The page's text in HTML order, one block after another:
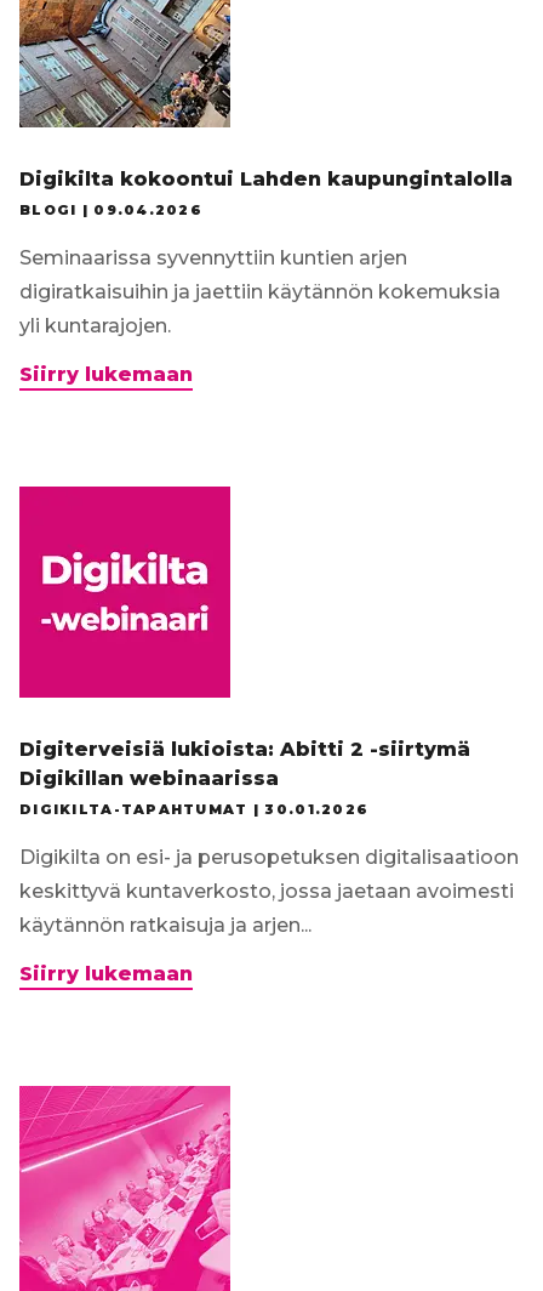
Digikilta kokoontui Lahden kaupungintalolla
BLOGI | 09.04.2026
Seminaarissa syvennyttiin kuntien arjen
digiratkaisuihin ja jaettiin käytännön kokemuksia
yli kuntarajojen.
Siirry lukemaan
Digiterveisiä lukioista: Abitti 2 -siirtymä
Digikillan webinaarissa
DIGIKILTA-TAPAHTUMAT |30.01.2026
Digikilta on esi- ja perusopetuksen digitalisaatioon
keskittyvä kuntaverkosto, jossa jaetaan avoimesti
käytännön ratkaisuja ja arjen...
Siirry lukemaan
-
siirtymä
Digikillan
webinaarissa